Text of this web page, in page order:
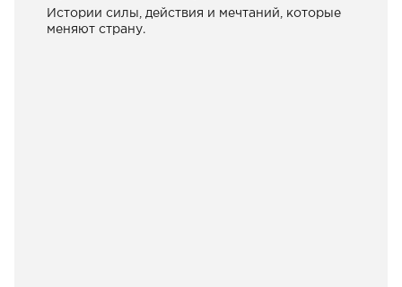
Истории силы, действия и мечтаний, которые
меняют страну.